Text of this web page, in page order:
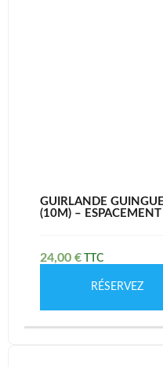
GUIRLANDE
(10M) –
24,00 €
RÉSERVEZ